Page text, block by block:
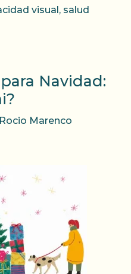
visual , salud
Navidad:
Rocio Marenco